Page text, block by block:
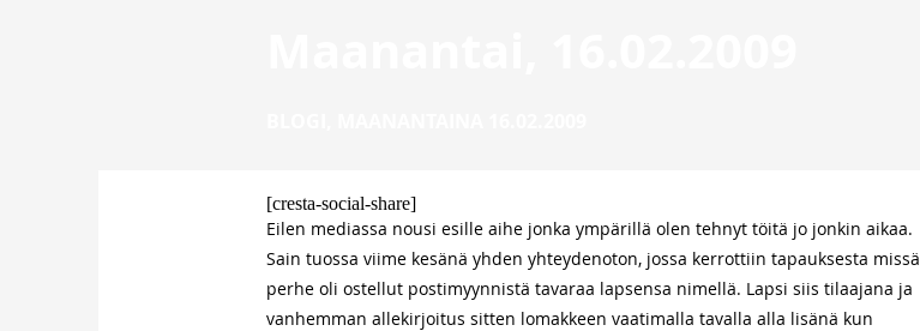
[cresta-social-share]
Eilen mediassa nousi esille aihe jonka ympärillä olen tehnyt töitä jo jonkin aikaa.
Sain tuossa viime kesänä yhden yhteydenoton, jossa kerrottiin tapauksesta missä
perhe oli ostellut postimyynnistä tavaraa lapsensa nimellä. Lapsi siis tilaajana ja
vanhemman allekirjoitus sitten lomakkeen vaatimalla tavalla alla lisänä kun